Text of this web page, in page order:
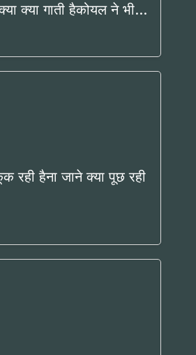
क्या गाती हैकोयल ने भी…
रही हैना जाने क्या पूछ रही